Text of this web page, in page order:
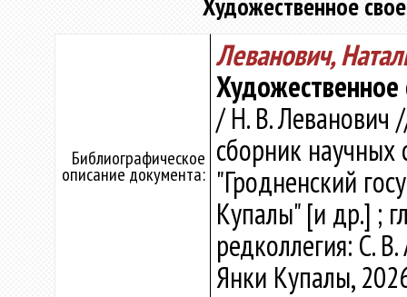
Художественное
Библиографическое
описание документа:
Леванович,
/ Н. В. Леванович
сборник научных
"Гродненский
Купалы" [и др.] ;
редколлегия: С.
Янки Купалы,